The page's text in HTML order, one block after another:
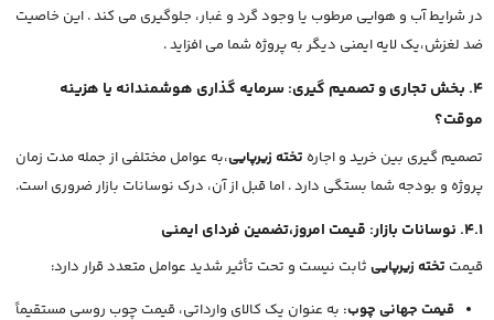
در شرایط آب و هوایی مرطوب یا وجود گرد و غبار، جلوگیری می کند . این خاصیت
ضد لغزش،یک لایه ایمنی دیگر به پروژه شما می افزاید .
4. بخش تجاری و تصمیم گیری: سرمایه گذاری هوشمندانه یا هزینه
موقت؟
تصمیم گیری بین خرید و اجاره تخته زیرپایی،به عوامل مختلفی از جمله مدت زمان
پروژه و بودجه شما بستگی دارد . اما قبل از آن، درک نوسانات بازار ضروری است.
4.1. نوسانات بازار: قیمت امروز،تضمین فردای ایمنی
قیمت تخته زیرپاییثابت نیست و تحت تأثیر شدید عوامل متعدد قرار دارد:
قیمت جهانی چوب: به عنوان یک کالای وارداتی، قیمت چوب روسی مستقیماً